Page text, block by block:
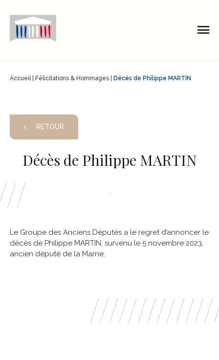
Accueil| Félicitations & Hommages Décès de Philippe MARTIN
RETOUR
Décès de Philippe MARTIN
,
Le Groupe des Anciens Députés a le regret d’annoncer le
décès de Philippe MARTIN, survenu le 5 novembre 2023,
ancien député de la Marne.